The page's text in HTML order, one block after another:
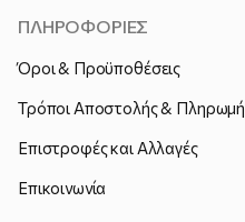
ΠΛΗΡΟΦΟΡΙΕΣ
Όροι & Προϋποθέσεις
Τρόποι Αποστολής &
Επιστροφές και Αλλαγές
Επικοινωνία